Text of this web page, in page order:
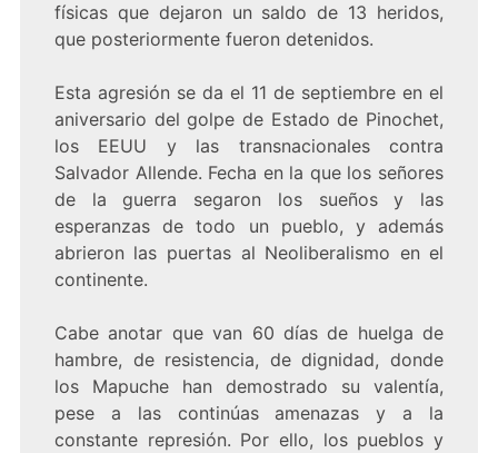
físicas que dejaron un saldo de 13 heridos,
que posteriormente fueron detenidos.
Esta agresión se da el 11 de septiembre en el
aniversario del golpe de Estado de Pinochet,
los EEUU y las transnacionales contra
Salvador Allende. Fecha en la que los señores
de la guerra segaron los sueños y las
esperanzas de todo un pueblo, y además
abrieron las puertas al Neoliberalismo en el
continente.
Cabe anotar que van 60 días de huelga de
hambre, de resistencia, de dignidad, donde
los Mapuche han demostrado su valentía,
pese a las continúas amenazas y a la
constante represión. Por ello, los pueblos y